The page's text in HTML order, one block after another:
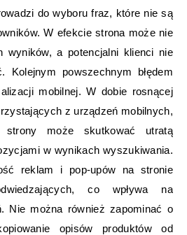
do wyboru fraz, które nie są
W efekcie strona może nie
wyników, a potencjalni klienci nie
Kolejnym powszechnym błędem
mobilnej. W dobie rosnącej
z urządzeń mobilnych,
strony może skutkować utratą
w wynikach wyszukiwania.
reklam i pop-upów na stronie
co wpływa na
Nie można również zapominać o
opisów produktów od